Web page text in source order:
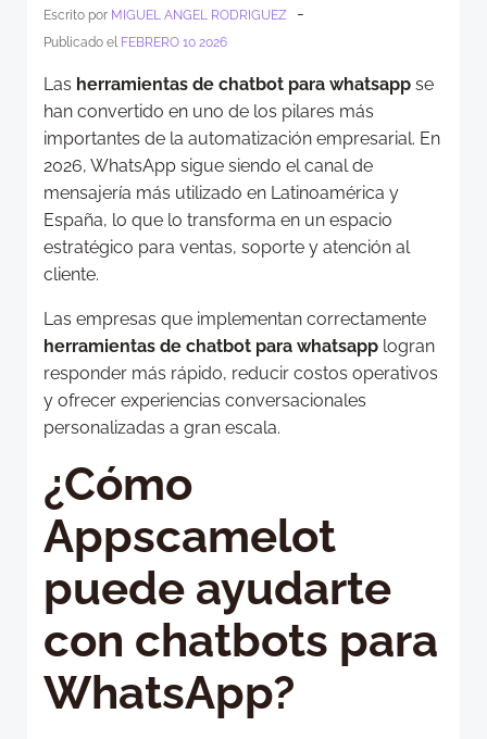
Escrito por MIGUEL ANGEL RODRIGUEZ -
Publicado el FEBRERO 10 2026
Las herramientas de chatbot para whatsapp se
han convertido en uno de los pilares más
importantes de la automatización empresarial. En
2026, WhatsApp sigue siendo el canal de
mensajería más utilizado en Latinoamérica y
España, lo que lo transforma en un espacio
estratégico para ventas, soporte y atención al
cliente.
Las empresas que implementan correctamente
herramientas de chatbot para whatsapp logran
responder más rápido, reducir costos operativos
y ofrecer experiencias conversacionales
personalizadas a gran escala.
¿Cómo
Appscamelot
puede ayudarte
con chatbots para
WhatsApp?